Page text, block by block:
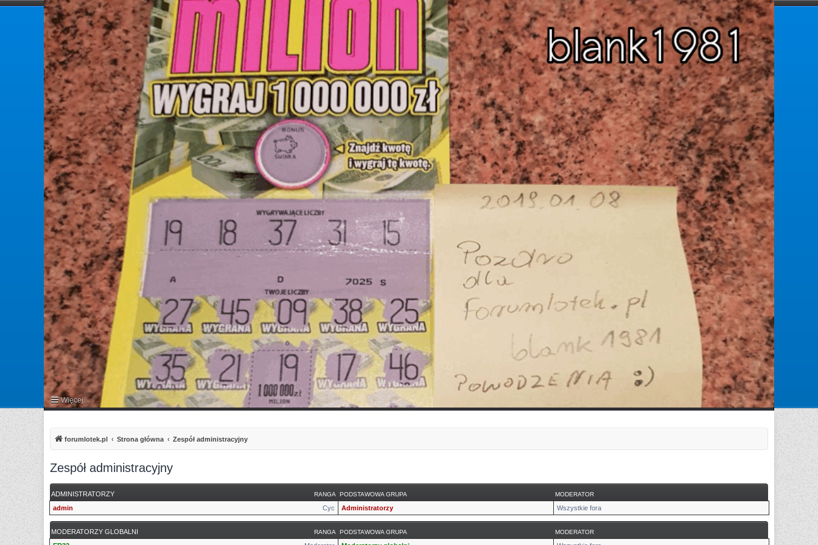
forumlotek.pl
Forum gier liczbowych
Więcej… Zaloguj się
Zarejestruj się
forumlotek.pl Strona główna Zespół administracyjny
Zespół administracyjny
RANGA
ADMINISTRATORZY PODSTAWOWA GRUPA MODERATOR
Cyc
admin Administratorzy Wszystkie fora
RANGA
MODERATORZY GLOBALNI PODSTAWOWA GRUPA MODERATOR